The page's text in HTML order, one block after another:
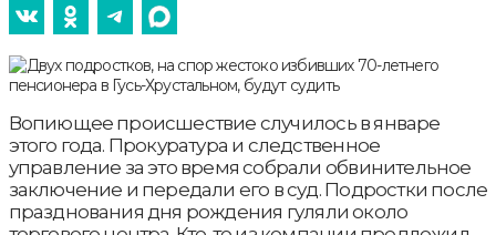
Вопиющее происшествие случилось в январе
этого года. Прокуратура и следственное
управление за это время собрали обвинительное
заключение и передали его в суд. Подростки после
празднования дня рождения гуляли около